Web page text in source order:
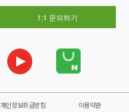
1:1 문의하기
개인정보취급방침 이용약관